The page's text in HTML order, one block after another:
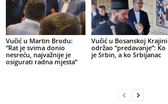
Vučić u Martin Brodu:
“Rat je svima donio
nesreću, najvažnije je
osigurati radna mjesta”
Vučić u Bosanskoj Krajini
održao “predavanje”: Ko
je Srbin, a ko Srbijanac